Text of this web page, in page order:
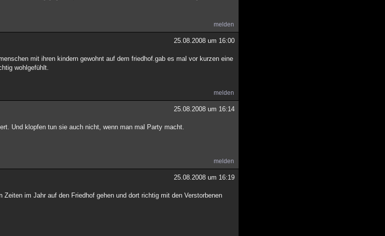
melden
25.08.2008 um 16:00
mit ihren kindern gewohnt auf dem friedhof.gab es mal vor kurzen eine
wohlgefühlt.
melden
25.08.2008 um 16:14
Und klopfen tun sie auch nicht, wenn man mal Party macht.
melden
25.08.2008 um 16:19
im Jahr auf den Friedhof gehen und dort richtig mit den Verstorbenen